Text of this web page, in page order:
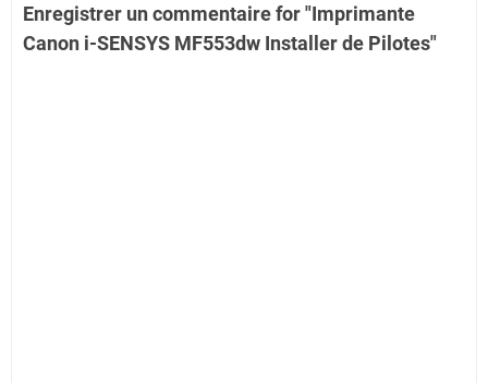
Enregistrer un commentaire for "Imprimante
Canon i-SENSYS MF553dw Installer de Pilotes"